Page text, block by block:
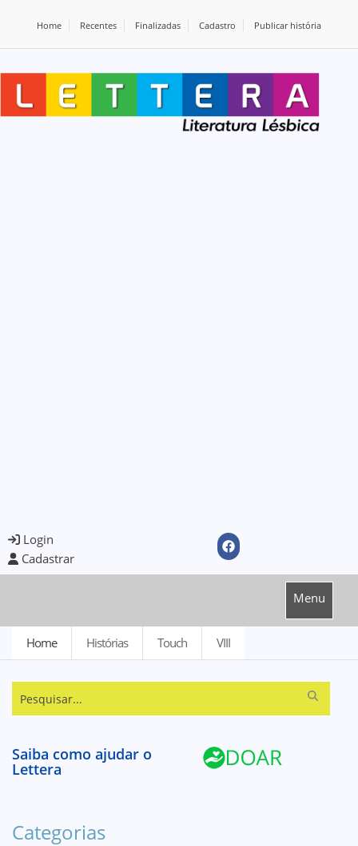
Home Recentes Finalizadas Cadastro Publicar história
Login
Cadastrar
Menu
Home Histórias Touch VIII
Saiba como ajudar o
Lettera
Categorias